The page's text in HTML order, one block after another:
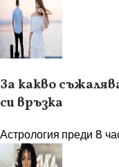
За какво
си връзка
Астрология преди 8